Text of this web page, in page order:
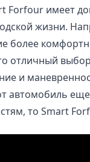
Forfour имеет
жизни.
более
отличный
и
автомобиль
то Smart